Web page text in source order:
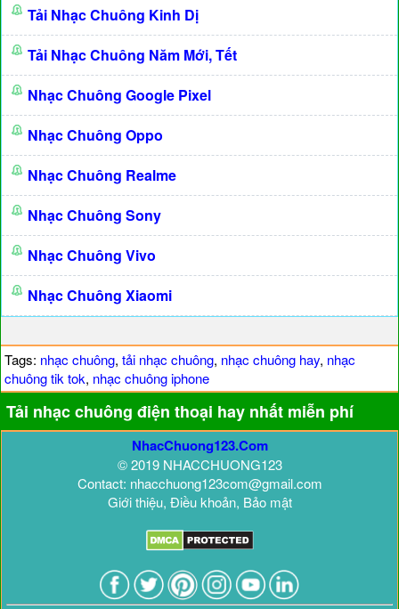
Tải Nhạc Chuông Kinh Dị
Tải Nhạc Chuông Năm Mới, Tết
Nhạc Chuông Google Pixel
Nhạc Chuông Oppo
Nhạc Chuông Realme
Nhạc Chuông Sony
Nhạc Chuông Vivo
Nhạc Chuông Xiaomi
Tags: nhạc chuông, tải nhạc chuông, nhạc chuông hay, nhạc
chuông tik tok, nhạc chuông iphone
Tải nhạc chuông điện thoại hay nhất miễn phí
NhacChuong123.Com
© 2019 NHACCHUONG123
Contact: nhacchuong123com@gmail.com
Giới thiệu, Điều khoản, Bảo mật